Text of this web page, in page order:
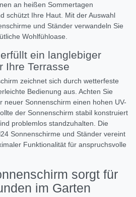
an heißen Sommertagen
schützt Ihre Haut. Mit der Auswahl
und Ständer verwandeln Sie
Wohlfühloase.
ein langlebiger
Ihre Terrasse
zeichnet sich durch wetterfeste
Bedienung aus. Achten Sie
neuer Sonnenschirm einen hohen UV-
der Sonnenschirm stabil konstruiert
problemlos standzuhalten. Die
Sonnenschirme und Ständer vereint
Funktionalität für anspruchsvolle
sorgt für
im Garten